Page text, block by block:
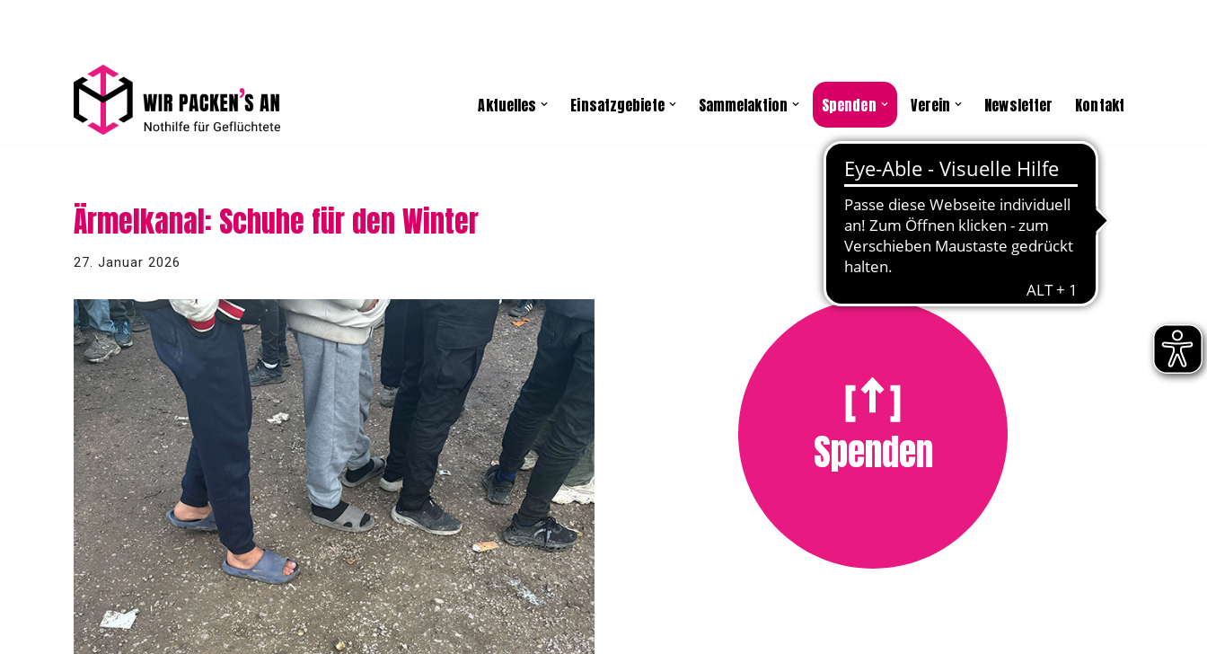
Aktuelles Einsatzgebiete Sammelaktion Spenden Verein Newsletter Kontakt
Ärmelkanal: Schuhe für den Winter
27. Januar 2026
Spenden